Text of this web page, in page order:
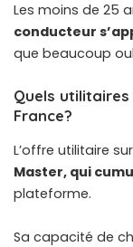
Les moins de 25
conducteur
que beaucoup
Quels
France?
L’offre utilitaire
Master, qui
plateforme.
Sa capacité de